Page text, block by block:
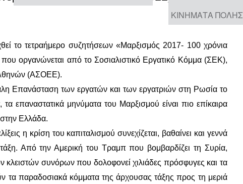
ΚΙΝΉΜΑΤΑ ΠΌΛΗΣ
το τετραήμερο συζητήσεων «Μαρξισμός 2017- 100 χρόνια
οργανώνεται από το Σοσιαλιστικό Εργατικό Κόμμα (ΣΕΚ),
Αθηνών (ΑΣΟΕΕ).
Επανάσταση των εργατών και των εργατριών στη Ρωσία το
επαναστατικά μηνύματα του Μαρξισμού είναι πιο επίκαιρα
Ελλάδα.
η κρίση του καπιταλισμού συνεχίζεται, βαθαίνει και γεννά
τάξη. Από την Αμερική του Τραμπ που βομβαρδίζει τη Συρία,
συνόρων που δολοφονεί χιλιάδες πρόσφυγες και τα
τα παραδοσιακά κόμματα της άρχουσας τάξης προς τη μεριά